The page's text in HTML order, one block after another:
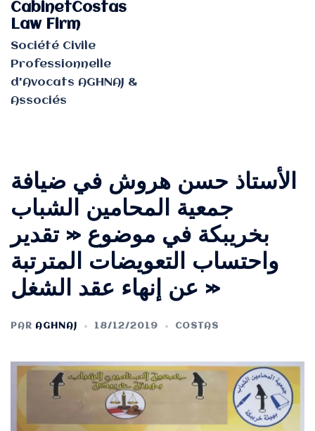
CabinetCostas
Law Firm
Société Civile
Professionnelle
d'Avocats AGHNAJ &
Associés
الأستاذ حسن هروش في ضيافة
جمعية المحامين الشباب
بخريبكة في موضوع « تقدير
واحتساب التعويضات المترتبة
عن إنهاء عقد الشغل »
PAR AGHNAJ 18/12/2019 COSTAS